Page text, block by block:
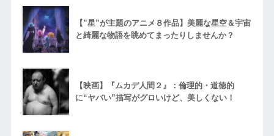
【”星”が主題のアニメ８作品】美麗な星空＆宇宙
と綺麗な物語を眺めてまったりしませんか？
【映画】『ムカデ人間２』：倫理的・道徳的
に“ヤバい”描写がグロいけど、美しくない！